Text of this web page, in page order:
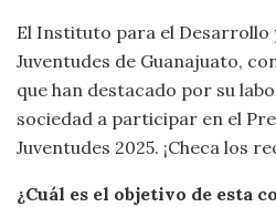
El Instituto para el Desarrollo
Juventudes de Guanajuato,
que han destacado por su
sociedad a participar en el
Juventudes 2025. ¡Checa los
¿Cuál es el objetivo de esta